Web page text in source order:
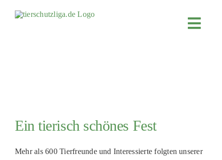
Ein tierisch schönes Fest
Mehr als 600 Tierfreunde und Interessierte folgten unserer